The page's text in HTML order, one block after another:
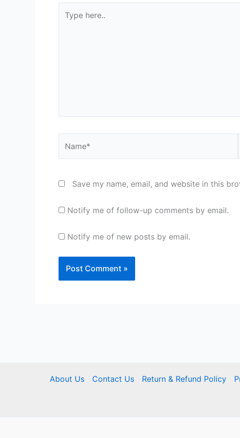
here..
Save my name, email, and website in this
Notify me of follow-up comments by email.
Notify me of new posts by email.
About Us Contact Us Return & Refund Policy